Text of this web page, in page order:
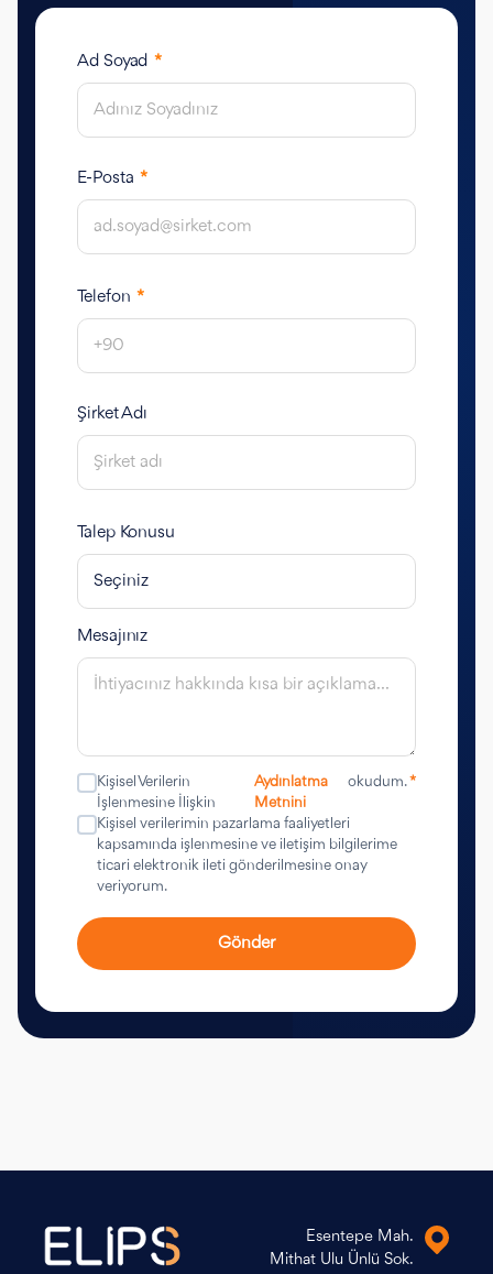
Ad Soyad *
E-Posta *
Telefon *
Şirket Adı
Talep Konusu
Mesajınız
Kişisel Verilerin
İşlenmesine İlişkin
Aydınlatma
Metnini
okudum.*
Kişisel verilerimin pazarlama faaliyetleri
kapsamında işlenmesine ve iletişim bilgilerime
ticari elektronik ileti gönderilmesine onay
veriyorum.
Gönder
Esentepe Mah.
Mithat Ulu Ünlü Sok.